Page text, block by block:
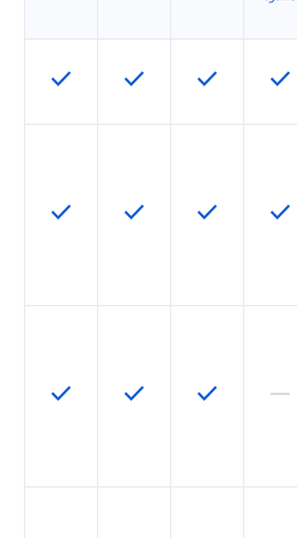
تتوفّر هذه الميزة لرمز التخزين
check تتوفّر هذه الميزة لرمز
check تتوفّر هذه الميزة
check تتوفّر
check
تتوفّر هذه الميزة لرمز التخزين
check تتوفّر هذه الميزة لرمز
check تتوفّر هذه الميزة
check تتوفّر
check
لا تتوفّر هذه الميزة لرمز التخزين
horizontal_rule تتوفّر هذه الميزة لرمز
check تتوفّر هذه الميزة
check تتوفّر
check